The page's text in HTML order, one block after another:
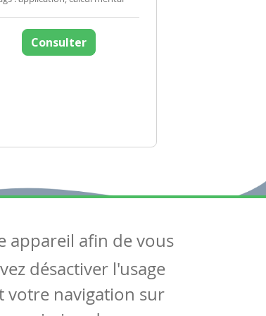
Consulter
appareil afin de vous
désactiver l'usage
votre navigation sur